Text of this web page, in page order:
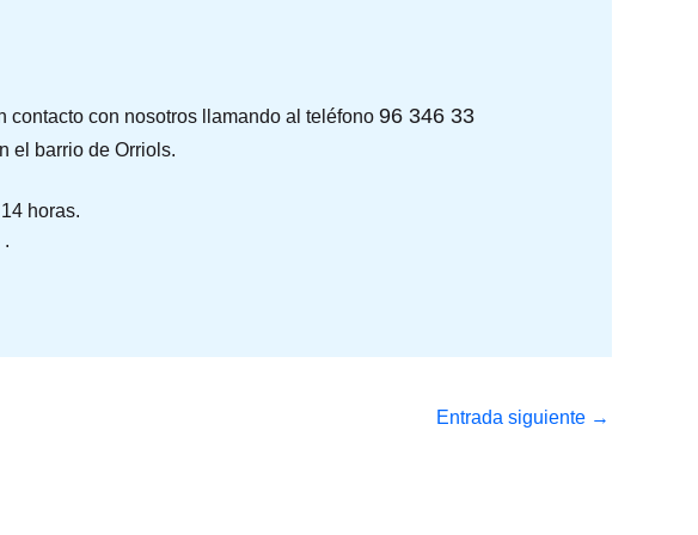
con nosotros llamando al teléfono 96 346 33
el barrio de Orriols.
horas.
.
Entrada siguiente →